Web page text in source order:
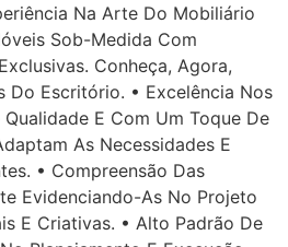
Na Arte Do Mobiliário
Sob-Medida Com
Conheça, Agora,
Do Escritório. • Excelência Nos
E Com Um Toque De
As Necessidades E
• Compreensão Das
Evidenciando-As No Projeto
E Criativas. • Alto Padrão De